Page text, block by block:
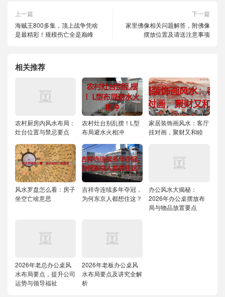
上一篇
海贼王800多集，顶上战争凭啥
是最精彩！规模伤亡全是巅峰
下一篇
家里佛像相关问题解答，附佛像
摆放位置及请送注意事项
相关推荐
农村厨房内风水布局：
灶台位置与禁忌要点
农村灶台别乱摆！L型
布局避水火相冲
家居装饰画风水：客厅
挂对画，聚财又和睦
风水罗盘怎么看：房子
坐空亡啥意思
吉祥寺连续多年夺冠，
为何东京人都想住这？
办公风水大揭秘：
2026年办公桌摆放布
局与物品放置要点
2026年老总办公桌风
水布局要点，提升公司
运势与领导福祉
2026年老板办公桌风
水布局要点及讲究全解
析